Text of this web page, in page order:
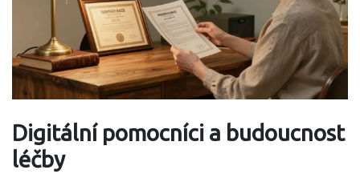
Digitální pomocníci a budoucnost
léčby